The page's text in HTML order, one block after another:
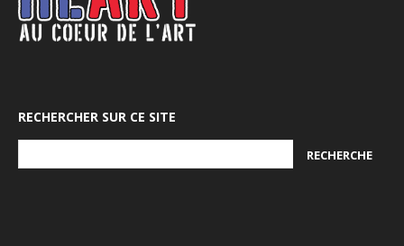
RECHERCHER SUR CE SITE